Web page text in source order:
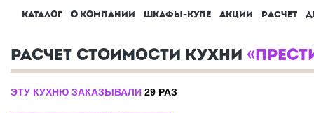
КАТАЛОГ О КОМПАНИИ ШКАФЫ-КУПЕ АКЦИИ РАСЧЕТ
РАСЧЕТ СТОИМОСТИ КУХНИ
ЭТУ КУХНЮ ЗАКАЗЫВАЛИ 29 РАЗ